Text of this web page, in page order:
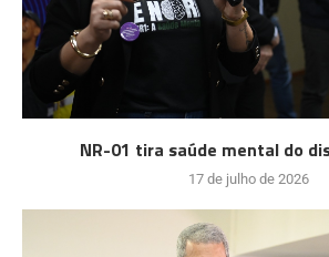
NR-01 tira saúde mental do
17 de julho de 2026